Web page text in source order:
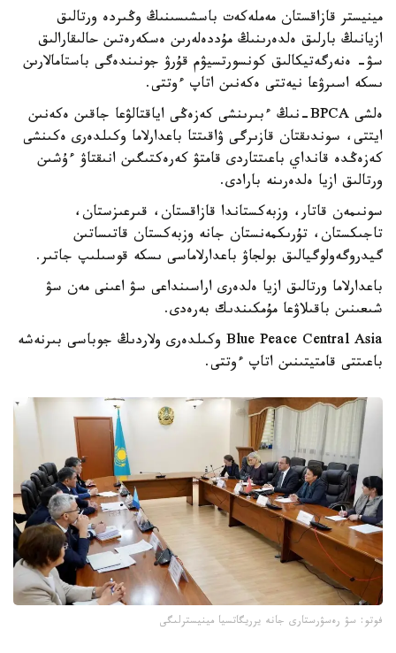
مينيستر قازاقستان مەملەكەت باسشىسىنىڭ وڭىردە ورتالىق
ازيانىڭ بارلىق ەلدەرىنىڭ مۇددەلەرىن ەسكەرەتىن حالىقارالىق
سۋ- ەنەرگەتيكالىق كونسورتسيۋم قۇرۋ جونىندەگى باستامالارىن
ىسكە اسىرۋعا نيەتتى ەكەنىن اتاپ ءوتتى.
ەلشى BPCA-نىڭ ءبىرىنشى كەزەڭى اياقتالۋعا جاقىن ەكەنىن
ايتتى، سوندىقتان قازىرگى ۋاقىتتا باعدارلاما وكىلدەرى ەكىنشى
كەزەڭدە قانداي باعىتتاردى قامتۋ كەرەكتىگىن انىقتاۋ ءۇشىن
ورتالىق ازيا ەلدەرىنە بارادى.
سونىمەن قاتار، وزبەكستاندا قازاقستان، قىرعىزستان،
تاجىكستان، تۇرىكمەنستان جانە وزبەكستان قاتىساتىن
گيدروگەولوگيالىق بولجاۋ باعدارلاماسى ىسكە قوسىلىپ جاتىر.
باعدارلاما ورتالىق ازيا ەلدەرى اراسىنداعى سۋ اعىنى مەن سۋ
شىعىنىن باقىلاۋعا مۇمكىندىك بەرەدى.
Blue Peace Central Asia وكىلدەرى ولاردىڭ جوباسى بىرنەشە
باعىتتى قامتيتىنىن اتاپ ءوتتى.
فوتو: سۋ رەسۋرستارى جانە يرريگاتسيا مينيسترلىگى